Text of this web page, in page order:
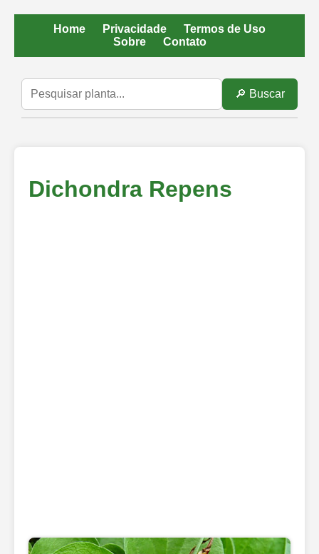
Home Privacidade
Termos de Uso
Sobre
Contato
🔎 Buscar
Dichondra Repens